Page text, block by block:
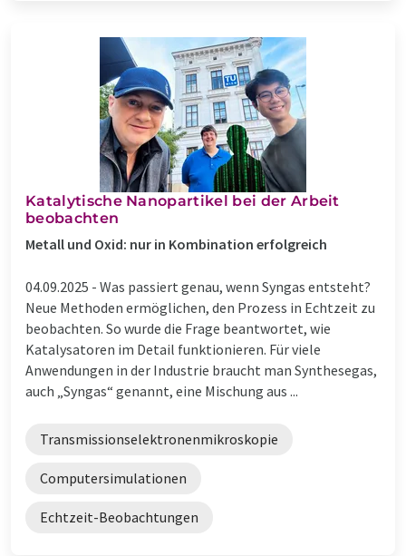
Katalytische Nanopartikel bei der Arbeit
beobachten
Metall und Oxid: nur in Kombination erfolgreich
04.09.2025 - Was passiert genau, wenn Syngas entsteht?
Neue Methoden ermöglichen, den Prozess in Echtzeit zu
beobachten. So wurde die Frage beantwortet, wie
Katalysatoren im Detail funktionieren. Für viele
Anwendungen in der Industrie braucht man Synthesegas,
auch „Syngas“ genannt, eine Mischung aus ...
Transmissionselektronenmikroskopie
Computersimulationen
Echtzeit-Beobachtungen